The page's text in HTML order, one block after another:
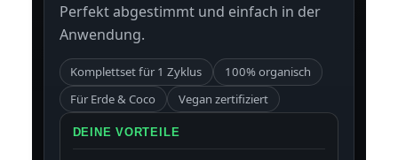
Perfekt abgestimmt und einfach in der
Anwendung.
Komplettset für 1 Zyklus
100% organisch
Für Erde & Coco
Vegan zertifiziert
DEINE VORTEILE